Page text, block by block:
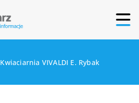
Kwiaciarnia VIVALDI E. Rybak